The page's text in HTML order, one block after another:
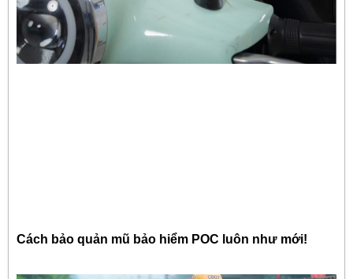
Cách bảo quản mũ bảo hiểm POC luôn như mới!